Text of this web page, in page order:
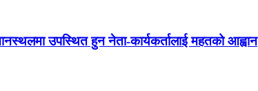
उपस्थित हुन नेता-कार्यकर्तालाई महतको आह्वान